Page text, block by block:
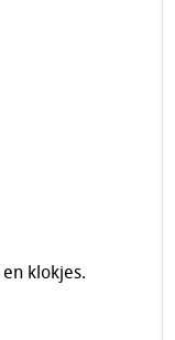
en klokjes.